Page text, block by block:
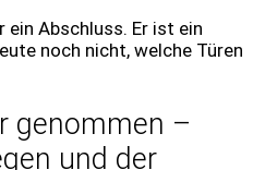
Abschluss. Er ist ein
noch nicht, welche Türen
genommen –
und der